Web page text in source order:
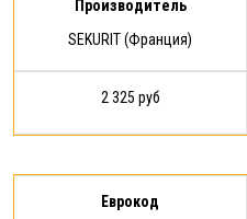
Производитель
SEKURIT (Франция)
2 325 руб
Еврокод